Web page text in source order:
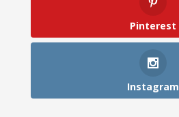
Pinterest
Instagram